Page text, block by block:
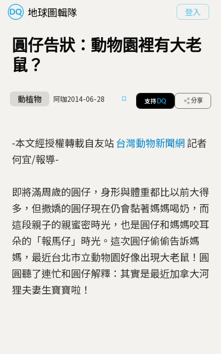
地球圖輯隊 登入
圓仔告狀：動物園裡有大老
鼠？
動植物 阿咖2014-06-28 支持 DQ 分享
-本文經授權轉載自友站 台灣動物新聞網 記者
何宜/報導-
即將滿周歲的圓仔，身形與體重都比以前大得
多，但撒嬌的圓仔現在仍會黏著媽媽喝奶，而
這段親子的親蜜密時光，也是圓仔和媽媽咬耳
朵的「報馬仔」時光。這次圓仔偷偷告訴媽
媽，最近台北市立動物園好像出現大老鼠！圓
圓聽了連忙和圓仔解釋：其實是最近加拿大河
狸夫妻生寶寶啦！